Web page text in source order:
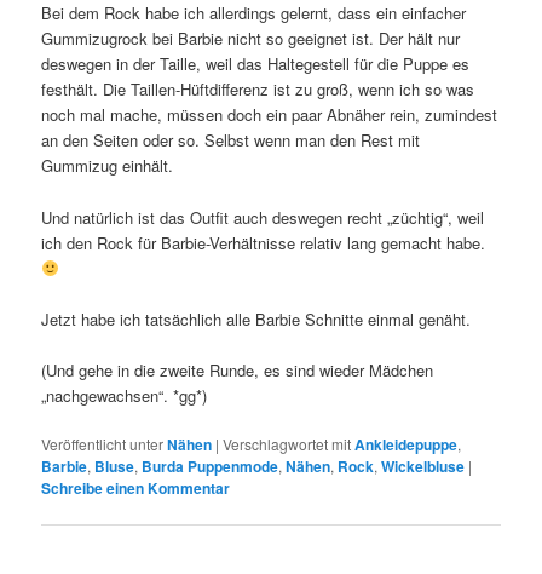
Bei dem Rock habe ich allerdings gelernt, dass ein einfacher
Gummizugrock bei Barbie nicht so geeignet ist. Der hält nur
deswegen in der Taille, weil das Haltegestell für die Puppe es
festhält. Die Taillen-Hüftdifferenz ist zu groß, wenn ich so was
noch mal mache, müssen doch ein paar Abnäher rein, zumindest
an den Seiten oder so. Selbst wenn man den Rest mit
Gummizug einhält.
Und natürlich ist das Outfit auch deswegen recht „züchtig“, weil
ich den Rock für Barbie-Verhältnisse relativ lang gemacht habe.
Jetzt habe ich tatsächlich alle Barbie Schnitte einmal genäht.
(Und gehe in die zweite Runde, es sind wieder Mädchen
„nachgewachsen“. *gg*)
Veröffentlicht unterNähen |Verschlagwortet mitAnkleidepuppe,
Barbie, Bluse, Burda Puppenmode,Nähen, Rock,Wickelbluse |
Schreibe einen Kommentar